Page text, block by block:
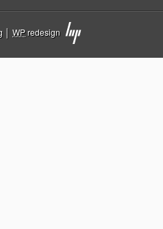
│ WPredesign